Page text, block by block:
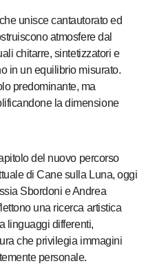
unisce cantautorato ed
atmosfere dal
chitarre, sintetizzatori e
in un equilibrio misurato.
predominante, ma
la dimensione
del nuovo percorso
di Cane sulla Luna, oggi
Sbordoni e Andrea
una ricerca artistica
linguaggi differenti,
che privilegia immagini
personale.